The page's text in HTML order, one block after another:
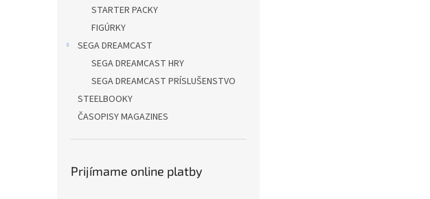
STARTER PACKY
FIGÚRKY
SEGA DREAMCAST
SEGA DREAMCAST HRY
SEGA DREAMCAST PRÍSLUŠENSTVO
STEELBOOKY
ČASOPISY MAGAZINES
Prijímame online platby